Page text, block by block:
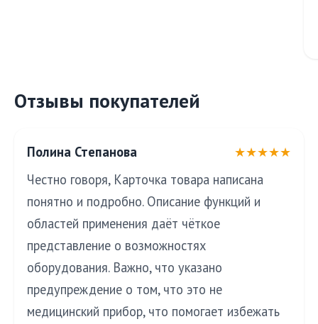
Отзывы покупателей
Полина Степанова
★★★★★
Честно говоря, Карточка товара написана
понятно и подробно. Описание функций и
областей применения даёт чёткое
представление о возможностях
оборудования. Важно, что указано
предупреждение о том, что это не
медицинский прибор, что помогает избежать